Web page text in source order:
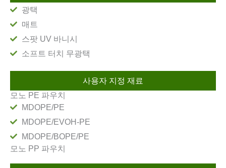
광택
매트
스팟 UV 바니시
소프트 터치 무광택
사용자 지정 재료
모노 PE 파우치
MDOPE/PE
MDOPE/EVOH-PE
MDOPE/BOPE/PE
모노 PP 파우치